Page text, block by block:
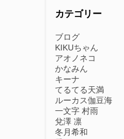
カテゴリー
ブログ
KIKUちゃん
アオノネコ
かなみん
キーナ
てるてる天満
ルーカス伽豆海
一文字 村雨
兌澤 凛
冬月希和